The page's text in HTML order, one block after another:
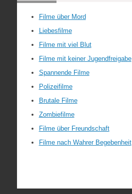
Filme über Mord
Liebesfilme
Filme mit viel Blut
Filme mit keiner Jugendfreigabe
Spannende Filme
Polizeifilme
Brutale Filme
Zombiefilme
Filme über Freundschaft
Filme nach Wahrer Begebenheit